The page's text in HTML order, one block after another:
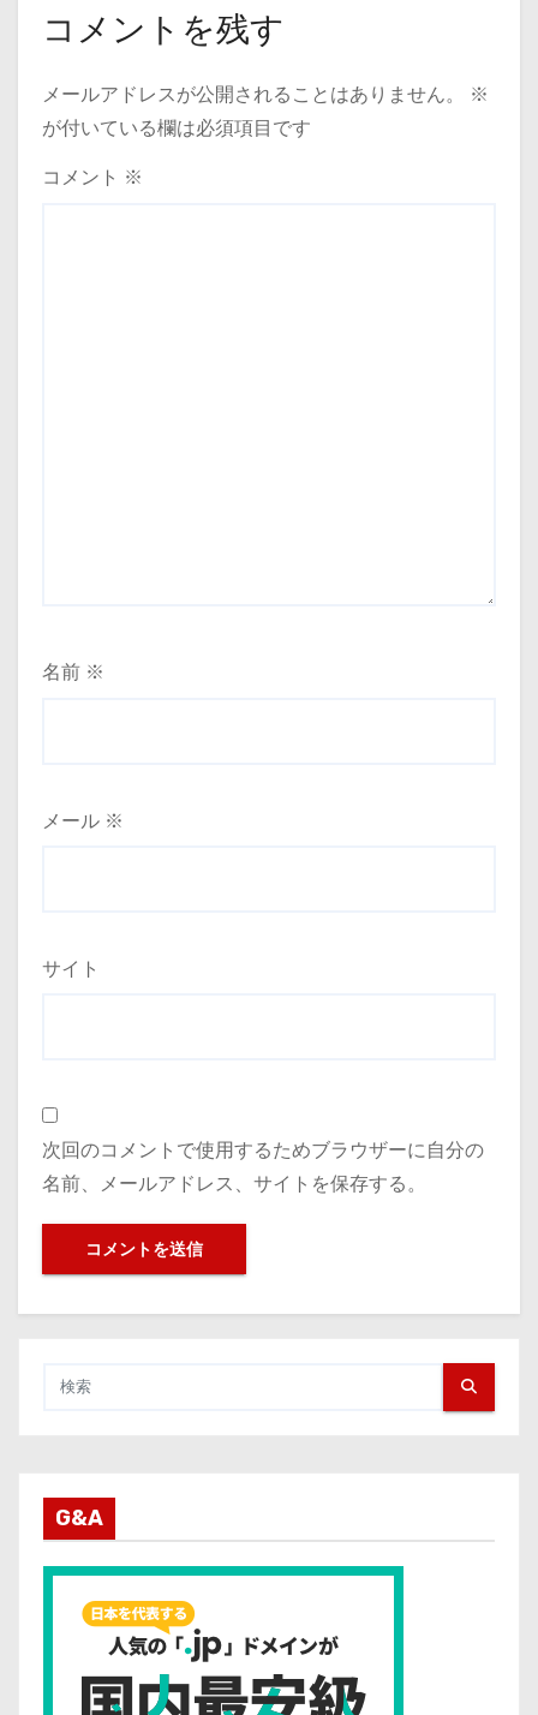
コメントを残す
メールアドレスが公開されることはありません。
※
が付いている欄は必須項目です
コメント ※
名前 ※
メール ※
サイト
次回のコメントで使用するためブラウザーに自分の
名前、メールアドレス、サイトを保存する。
G&A